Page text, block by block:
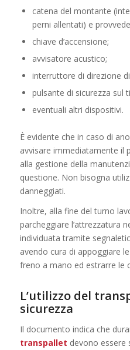
catena del montante
perni allentati) e
chiave d’accensione;
avvisatore acustico;
interruttore di direzione
pulsante di sicurezza sul
eventuali altri dispositivi.
È evidente che in caso di
avvisare immediatamente il
alla gestione della
questione. Non bisogna
danneggiati.
Inoltre, alla fine del turno
parcheggiare l’attrezzatura
individuata tramite
avendo cura di appoggiare
freno a mano ed estrarre le
L’utilizzo del
sicurezza
Il documento indica che
transpallet devono essere